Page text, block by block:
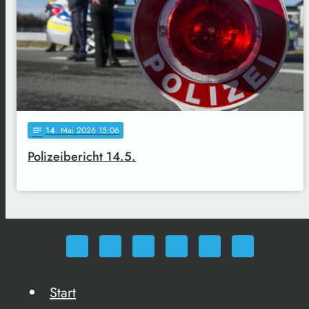
notes 14. Mai 2026 15:06
Polizeibericht 14.5.
Start